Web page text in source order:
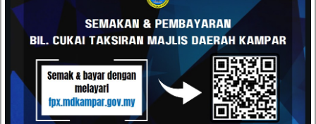
BLOK C
1.Sungai Salu
Peta Kampar
Gua Tempurung
4.
Rafflesia
Burung Heron
Ikan Raja